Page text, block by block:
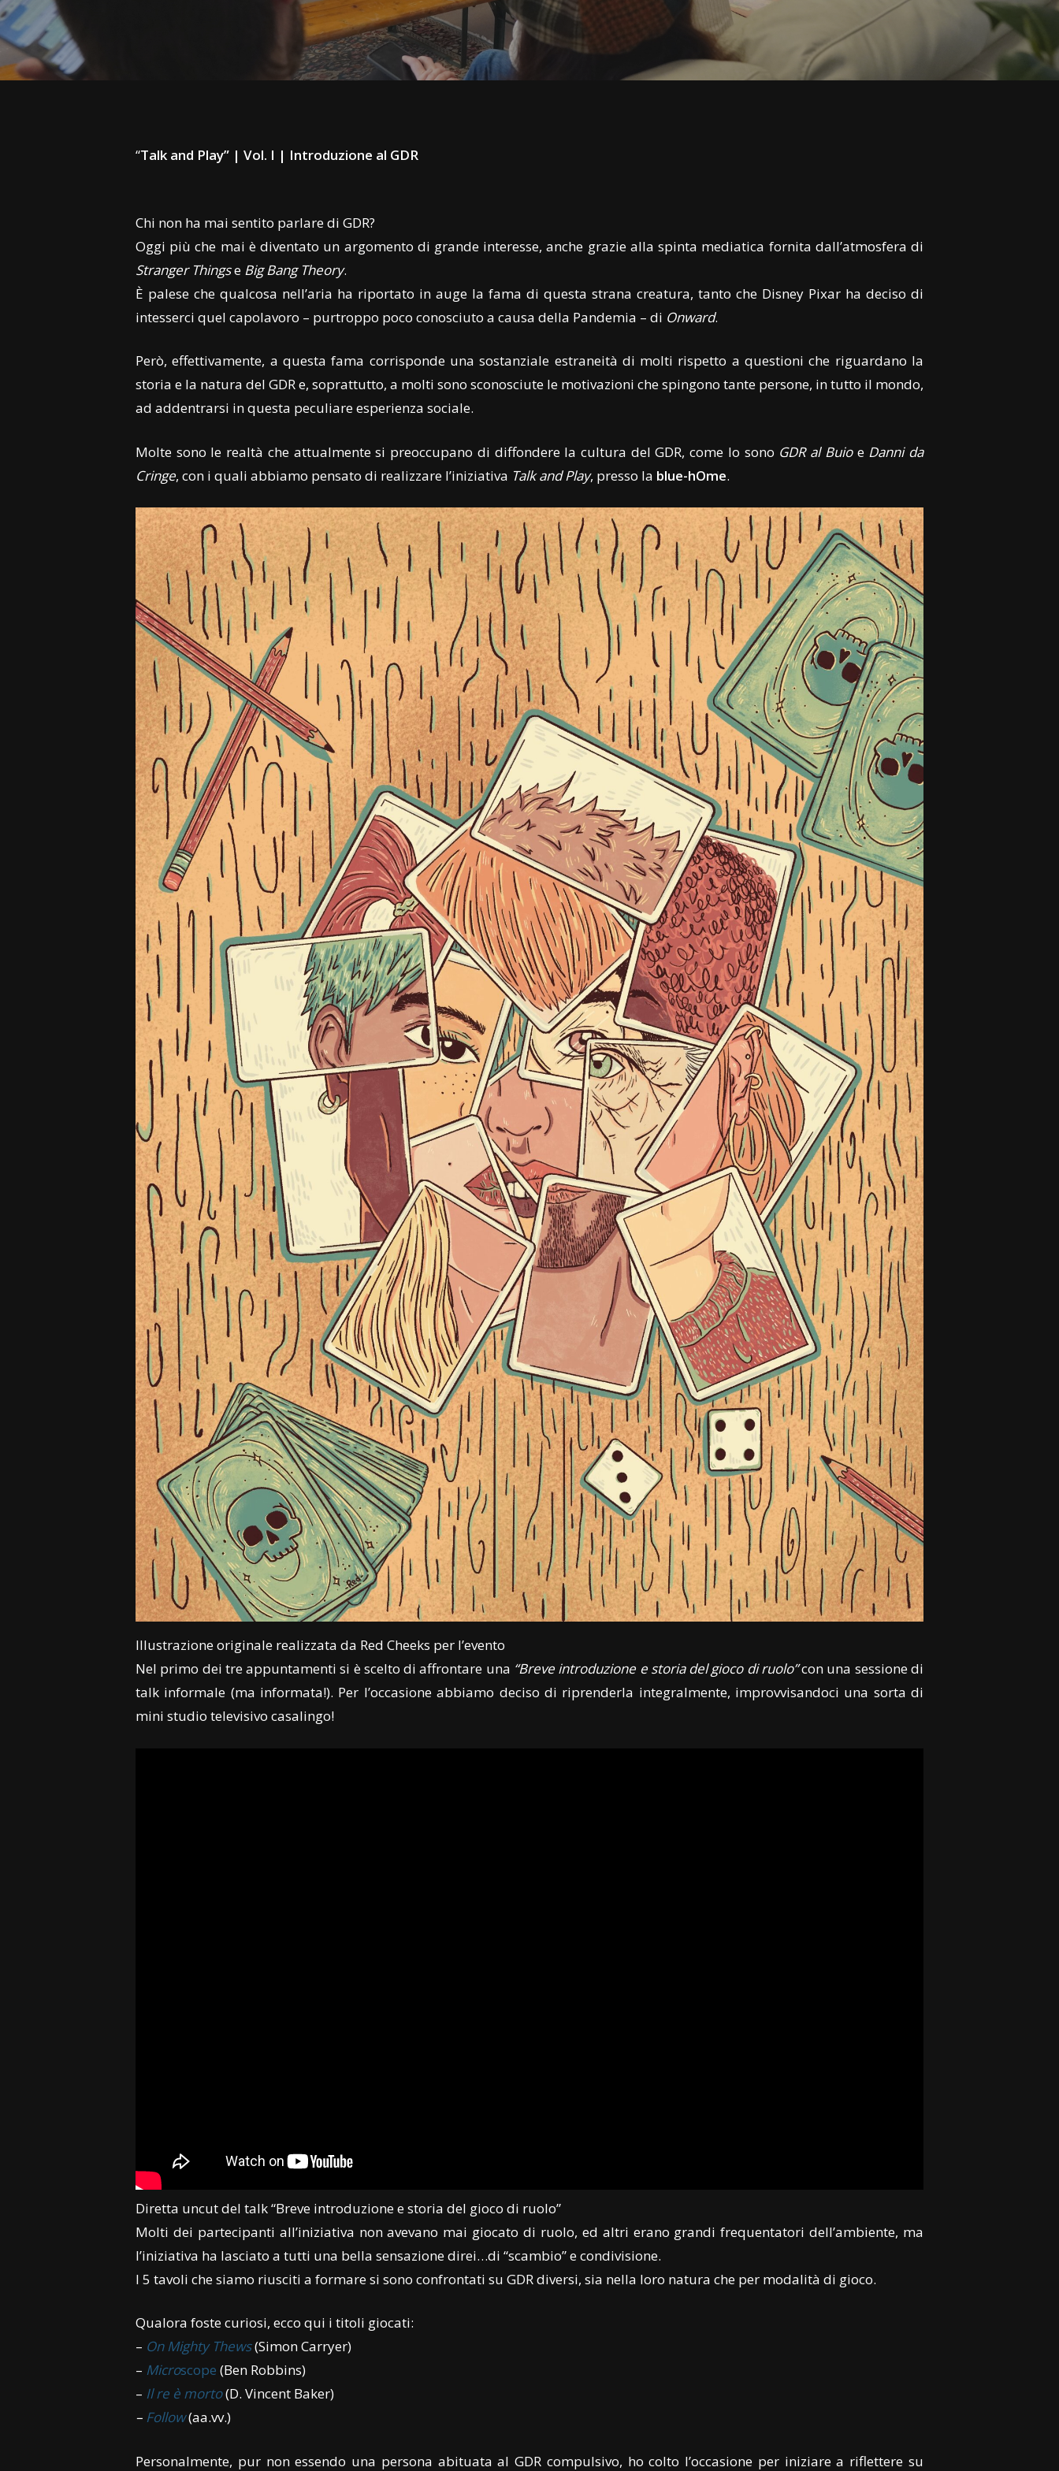
“Talk and Play” | Vol. I | Introduzione al GDR
Chi non ha mai sentito parlare di GDR?
Oggi più che mai è diventato un argomento di grande interesse, anche grazie alla spinta mediatica fornita dall’atmosfera di
Stranger Thingse Big Bang Theory.
È palese che qualcosa nell’aria ha riportato in auge la fama di questa strana creatura, tanto che Disney Pixar ha deciso di
intesserci quel capolavoro – purtroppo poco conosciuto a causa della Pandemia – di Onward.
Però, effettivamente, a questa fama corrisponde una sostanziale estraneità di molti rispetto a questioni che riguardano la
storia e la natura del GDR e, soprattutto, a molti sono sconosciute le motivazioni che spingono tante persone, in tutto il mondo,
ad addentrarsi in questa peculiare esperienza sociale.
Molte sono le realtà che attualmente si preoccupano di diffondere la cultura del GDR, come lo sono GDR al Buioe Danni da
Cringe, con i quali abbiamo pensato di realizzare l’iniziativa Talk and Play, presso la blue-hOme.
Illustrazione originale realizzata da Red Cheeks per l’evento
Nel primo dei tre appuntamenti si è scelto di affrontare una “Breve introduzione e storia del gioco di ruolo”con una sessione di
talk informale (ma informata!). Per l’occasione abbiamo deciso di riprenderla integralmente, improvvisandoci una sorta di
mini studio televisivo casalingo!
Diretta uncut del talk “Breve introduzione e storia del gioco di ruolo”
Molti dei partecipanti all’iniziativa non avevano mai giocato di ruolo, ed altri erano grandi frequentatori dell’ambiente, ma
l’iniziativa ha lasciato a tutti una bella sensazione direi…di “scambio” e condivisione.
I 5 tavoli che siamo riusciti a formare si sono confrontati su GDR diversi, sia nella loro natura che per modalità di gioco.
Qualora foste curiosi, ecco qui i titoli giocati:
– On Mighty Thews(Simon Carryer)
– Microscope (Ben Robbins)
– Il re è morto(D. Vincent Baker)
– Follow(aa.vv.)
Personalmente, pur non essendo una persona abituata al GDR compulsivo, ho colto l’occasione per iniziare a riflettere su